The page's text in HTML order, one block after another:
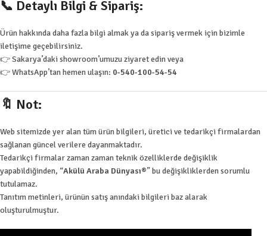
📞 Detaylı Bilgi & Sipariş:
Ürün hakkında daha fazla bilgi almak ya da sipariş vermek için bizimle
iletişime geçebilirsiniz.
👉 Sakarya’daki showroom’umuzu ziyaret edin veya
👉 WhatsApp’tan hemen ulaşın: 0-540-100-54-54
🔖 Not:
Web sitemizde yer alan tüm ürün bilgileri, üretici ve tedarikçi firmalardan
sağlanan güncel verilere dayanmaktadır.
Tedarikçi firmalar zaman zaman teknik özelliklerde değişiklik
yapabildiğinden, “Akülü Araba Dünyası®” bu değişikliklerden sorumlu
tutulamaz.
Tanıtım metinleri, ürünün satış anındaki bilgileri baz alarak
oluşturulmuştur.